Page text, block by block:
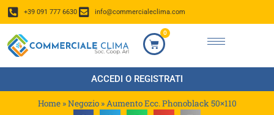
+39 091 777 6630 info@commercialeclima.com
0
ACCEDI O REGISTRATI
Home»Negozio»Aumento Ecc. Phonoblack 50×110